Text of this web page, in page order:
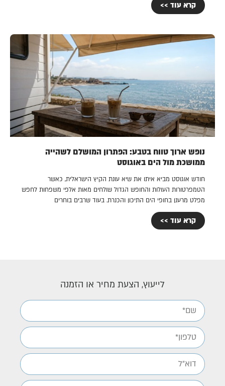
קרא עוד >>
נופש ארוך טווח בטבע: הפתרון המושלם לשהייה
ממושכת מול הים באוגוסט
חודש אוגוסט מביא איתו את שיא עונת הקיץ הישראלית, כאשר
הטמפרטורות העולות והחופש הגדול שולחים מאות אלפי משפחות לחפש
מפלט מרענן בחופי הים התיכון והכנרת. בעוד שרבים בוחרים
קרא עוד >>
לייעוץ, הצעת מחיר או הזמנה